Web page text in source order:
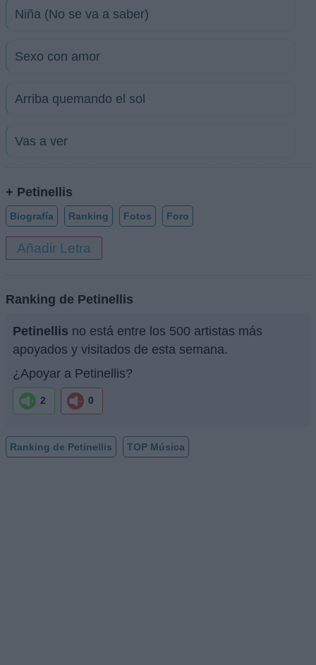
Niña (No se va a saber)
Sexo con amor
Arriba quemando el sol
Vas a ver
+ Petinellis
Biografía Ranking Fotos Foro
Añadir Letra
Ranking de Petinellis
Petinellis no está entre los 500 artistas más
apoyados y visitados de esta semana.
¿Apoyar a Petinellis?
2 0
Ranking de Petinellis TOP Música